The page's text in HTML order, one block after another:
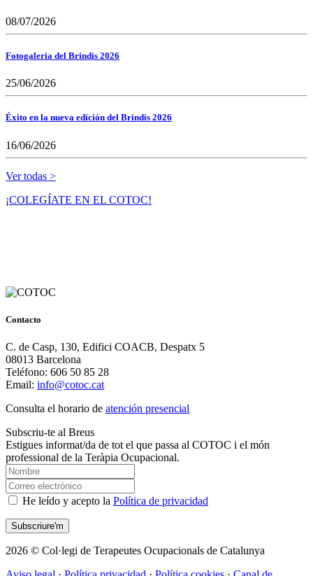
08/07/2026
Fotogaleria del Brindis 2026
25/06/2026
Éxito en la nueva edición del Brindis 2026
16/06/2026
Ver todas >
¡COLEGÍATE EN EL COTOC!
Contacto
C. de Casp, 130, Edifici COACB, Despatx 5
08013 Barcelona
Teléfono: 606 50 85 28
Email: info@cotoc.cat
Consulta el horario de atención presencial
Subscriu-te al Breus
Estigues informat/da de tot el que passa al COTOC i el món
professional de la Teràpia Ocupacional.
He leído y acepto la Política de privacidad
2026 © Col·legi de Terapeutes Ocupacionals de Catalunya